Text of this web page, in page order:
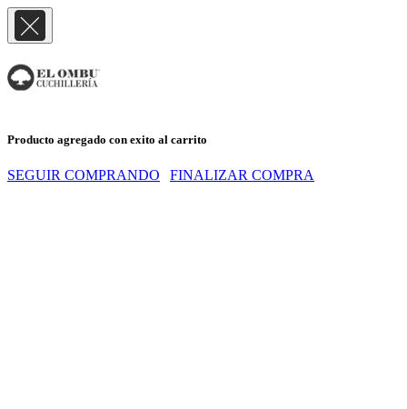
Producto agregado con exito al carrito
SEGUIR COMPRANDO FINALIZAR COMPRA